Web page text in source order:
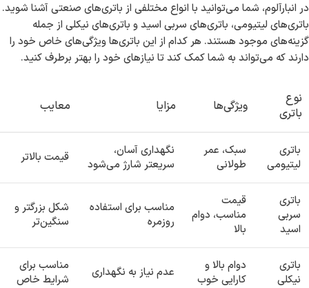
در انبارآلوم، شما می‌توانید با انواع مختلفی از باتری‌های صنعتی آشنا شوید.
باتری‌های لیتیومی، باتری‌های سربی اسید و باتری‌های نیکلی از جمله
گزینه‌های موجود هستند. هر کدام از این باتری‌ها ویژگی‌های خاص خود را
دارند که می‌تواند به شما کمک کند تا نیازهای خود را بهتر برطرف کنید.
نوع
باتری
ویژگی‌ها مزایا معایب
باتری
لیتیومی
سبک، عمر
طولانی
نگهداری آسان،
سریعتر شارژ می‌شود
قیمت بالاتر
باتری
سربی
اسید
قیمت
مناسب، دوام
بالا
مناسب برای استفاده
روزمره
شکل بزرگتر و
سنگین‌تر
باتری
نیکلی
دوام بالا و
کارایی خوب
عدم نیاز به نگهداری
مناسب برای
شرایط خاص